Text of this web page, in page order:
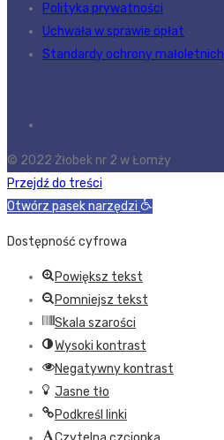
Polityka prywatności
Uchwała w sprawie opłat
Standardy ochrony małoletnich
© 2022 Żłobek nr 2 w Łomży
Przejdź do treści
Otwórz pasek narzędzi
Dostępność cyfrowa
Powiększ tekst
Pomniejsz tekst
Skala szarości
Wysoki kontrast
Negatywny kontrast
Jasne tło
Podkreśl linki